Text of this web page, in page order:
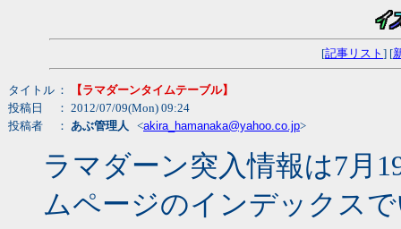
[記事リスト ] [
タイトル ：
【ラマダーンタイムテーブル】
投稿日
： 2012/07/09(Mon) 09:24
投稿者
： あぶ管理人 <akira_hamanaka@yahoo.co.jp>
ラマダーン突入情報は7月
ムページのインデックス